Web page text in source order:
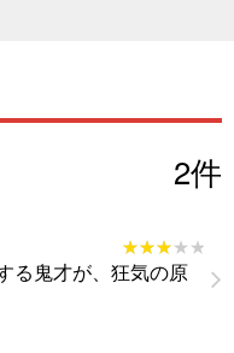
2件
★★★★★
★★★★★
る鬼才が、狂気の原